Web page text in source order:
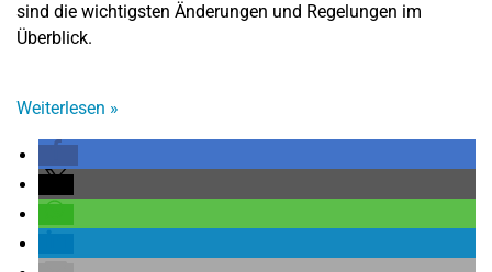
sind die wichtigsten Änderungen und Regelungen im
Überblick.
Weiterlesen »